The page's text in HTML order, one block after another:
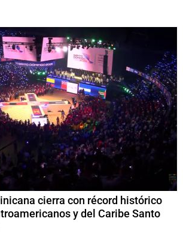
cierra con récord histórico
y del Caribe Santo